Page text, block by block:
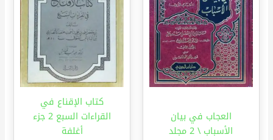
العجاب في بيان
الأسباب \ 2 مجلد
كتاب الإقناع في
القراءات السبع 2 جزء
أغلفة